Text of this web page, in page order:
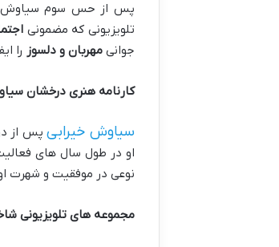
پس از حس سوم سیاوش
تلویزیونی که مضمونی
جوانیمهربان و دلسوز را
کارنامه هنری درخشان
سیاوش خیرابیپس از
او در طول سال های
نوعی در موفقیت و شهرت او
مجموعه های تلویزیونی